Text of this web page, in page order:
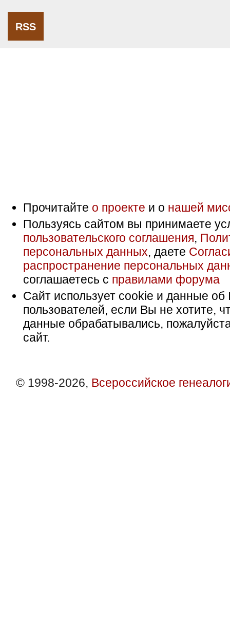
RSS
Прочитайте о проекте и о нашей
Пользуясь сайтом вы принимаете
пользовательского соглашения,
персональных данных, даете
распространение персональных
соглашаетесь с правилами форума
Сайт использует cookie и данные об
пользователей, если Вы не хотите,
данные обрабатывались,
сайт.
© 1998-2026, Всероссийское